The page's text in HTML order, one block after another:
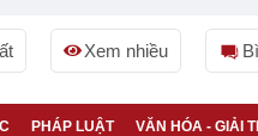
Xem nhiều
PHÁP LUẬT VĂN HÓA - GIẢI